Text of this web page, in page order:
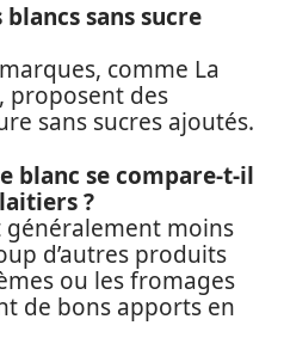
sans sucre
comme La
proposent des
sans sucres ajoutés.
blanc se compare-t-il
?
généralement moins
d’autres produits
ou les fromages
de bons apports en